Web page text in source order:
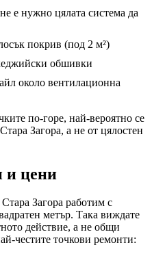
е нужно цялата система да
покрив (под 2 м²)
обшивки
около вентилационна
по-горе, най-вероятно се
Загора, а не от цялостен
и цени
Стара Загора работим с
метър. Така виждате
действие, а не общи
честите точкови ремонти: